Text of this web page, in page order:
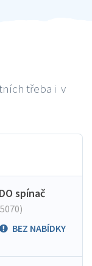
třeba i v
spínač
BEZ NABÍDKY